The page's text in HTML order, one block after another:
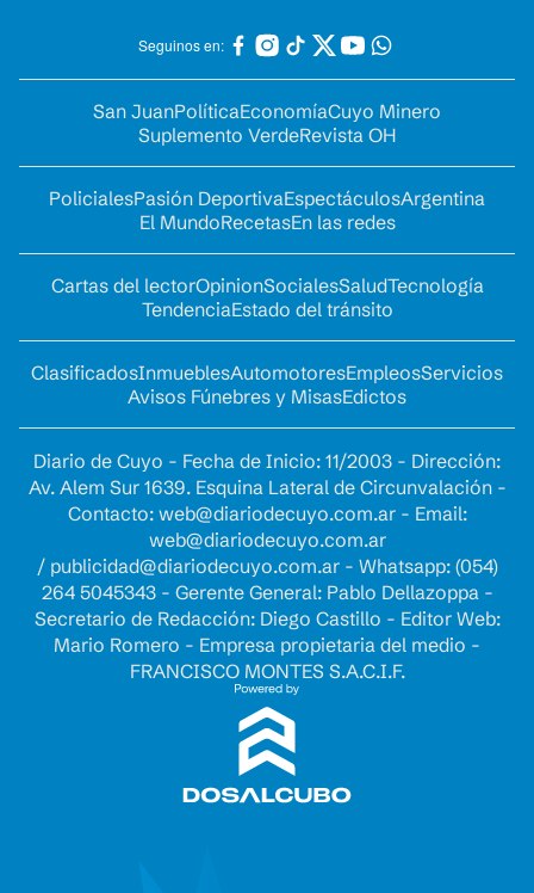
Seguinos en:
San JuanPolíticaEconomíaCuyo Minero
Suplemento VerdeRevista OH
PolicialesPasión DeportivaEspectáculosArgentina
El MundoRecetasEn las redes
Cartas del lectorOpinionSocialesSaludTecnología
TendenciaEstado del tránsito
ClasificadosInmueblesAutomotoresEmpleosServicios
Avisos Fúnebres y MisasEdictos
Diario de Cuyo - Fecha de Inicio: 11/2003 - Dirección:
Av. Alem Sur 1639. Esquina Lateral de Circunvalación -
Contacto: web@diariodecuyo.com.ar- Email:
web@diariodecuyo.com.ar
/ publicidad@diariodecuyo.com.ar- Whatsapp: (054)
264 5045343 - Gerente General: Pablo Dellazoppa -
Secretario de Redacción: Diego Castillo - Editor Web:
Mario Romero - Empresa propietaria del medio -
FRANCISCO MONTES S.A.C.I.F.